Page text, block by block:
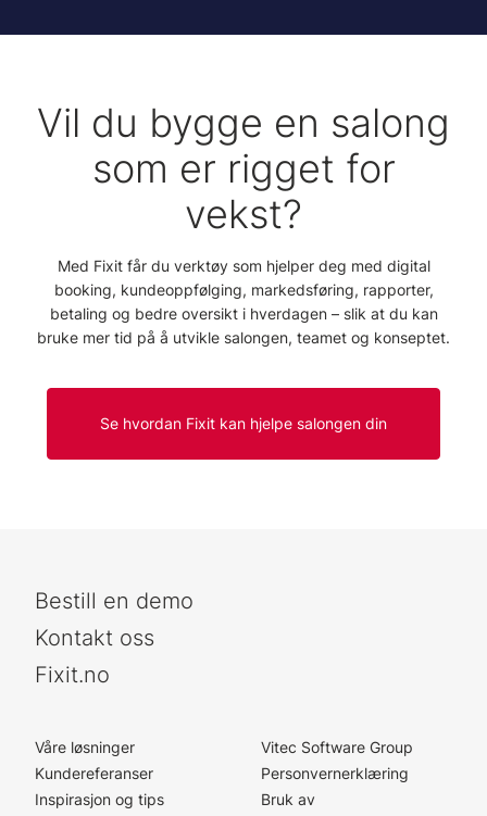
Vil du bygge en salong
som er rigget for
vekst?
Med Fixit får du verktøy som hjelper deg med digital
booking, kundeoppfølging, markedsføring, rapporter,
betaling og bedre oversikt i hverdagen – slik at du kan
bruke mer tid på å utvikle salongen, teamet og konseptet.
Se hvordan Fixit kan hjelpe salongen din
Bestill en demo
Kontakt oss
Fixit.no
Våre løsninger
Kundereferanser
Inspirasjon og tips
Vitec Software Group
Personvernerklæring
Bruk av